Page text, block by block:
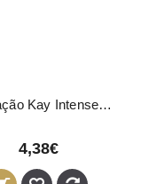
Coloração Kay Intense Direct Vermelho 100ml
4,38€